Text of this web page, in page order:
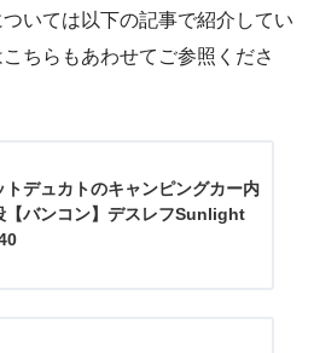
いては以下の記事で紹介してい
ちらもあわせてご参照くださ
トデュカトのキャンピングカー内
【バンコン】デスレフSunlight